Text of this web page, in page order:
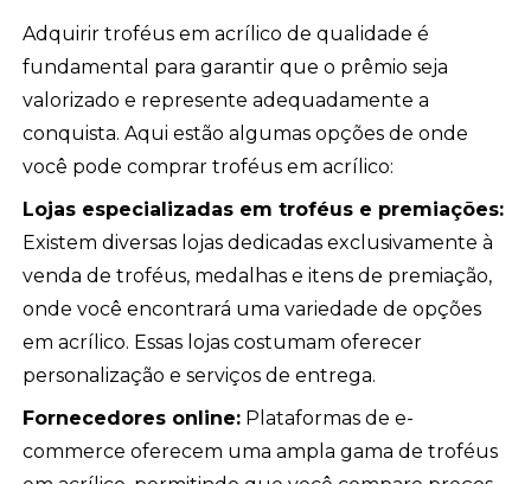
Adquirir troféus em acrílico de qualidade é
fundamental para garantir que o prêmio seja
valorizado e represente adequadamente a
conquista. Aqui estão algumas opções de onde
você pode comprar troféus em acrílico:
Lojas especializadas em troféus e premiações:
Existem diversas lojas dedicadas exclusivamente à
venda de troféus, medalhas e itens de premiação,
onde você encontrará uma variedade de opções
em acrílico. Essas lojas costumam oferecer
personalização e serviços de entrega.
Fornecedores online: Plataformas de e-
commerce oferecem uma ampla gama de troféus